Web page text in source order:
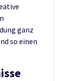
ganz
so einen